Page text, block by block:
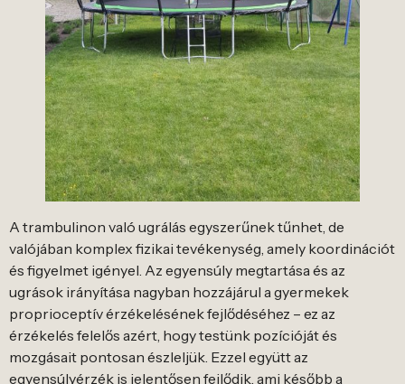
A trambulinon való ugrálás egyszerűnek tűnhet, de
valójában komplex fizikai tevékenység, amely koordinációt
és figyelmet igényel. Az egyensúly megtartása és az
ugrások irányítása nagyban hozzájárul a gyermekek
proprioceptív érzékelésének fejlődéséhez – ez az
érzékelés felelős azért, hogy testünk pozícióját és
mozgásait pontosan észleljük. Ezzel együtt az
egyensúlyérzék is jelentősen fejlődik, ami később a